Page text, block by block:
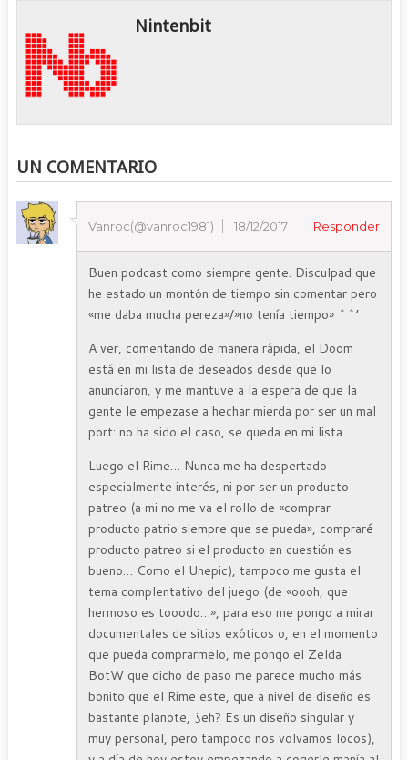
Nintenbit
UN COMENTARIO
Vanroc(@vanroc1981) 18/12/2017 Responder
Buen podcast como siempre gente. Disculpad que
he estado un montón de tiempo sin comentar pero
«me daba mucha pereza»/»no tenía tiempo» ^^’
A ver, comentando de manera rápida, el Doom
está en mi lista de deseados desde que lo
anunciaron, y me mantuve a la espera de que la
gente le empezase a hechar mierda por ser un mal
port: no ha sido el caso, se queda en mi lista.
Luego el Rime… Nunca me ha despertado
especialmente interés, ni por ser un producto
patreo (a mi no me va el rollo de «comprar
producto patrio siempre que se pueda», compraré
producto patreo si el producto en cuestión es
bueno… Como el Unepic), tampoco me gusta el
tema complentativo del juego (de «oooh, que
hermoso es tooodo…», para eso me pongo a mirar
documentales de sitios exóticos o, en el momento
que pueda comprarmelo, me pongo el Zelda
BotW que dicho de paso me parece mucho más
bonito que el Rime este, que a nivel de diseño es
bastante planote, ¿eh? Es un diseño singular y
muy personal, pero tampoco nos volvamos locos),